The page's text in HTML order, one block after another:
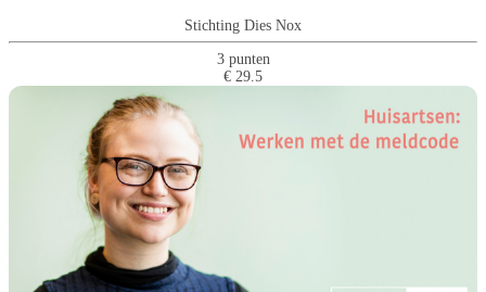
Stichting Dies Nox
3 punten
€ 29.5